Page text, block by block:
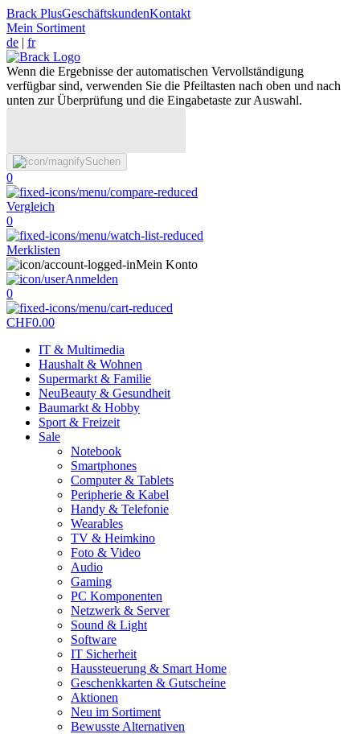
Brack PlusGeschäftskundenKontakt
Mein Sortiment
de | fr
Wenn die Ergebnisse der automatischen Vervollständigung
verfügbar sind, verwenden Sie die Pfeiltasten nach oben und nach
unten zur Überprüfung und die Eingabetaste zur Auswahl.
Suchen
0
Vergleich
0
Merklisten
Mein Konto
Anmelden
0
CHF0.00
IT & Multimedia
Haushalt & Wohnen
Supermarkt & Familie
NeuBeauty & Gesundheit
Baumarkt & Hobby
Sport & Freizeit
Sale
Notebook
Smartphones
Computer & Tablets
Peripherie & Kabel
Handy & Telefonie
Wearables
TV & Heimkino
Foto & Video
Audio
Gaming
PC Komponenten
Netzwerk & Server
Sound & Light
Software
IT Sicherheit
Haussteuerung & Smart Home
Geschenkkarten & Gutscheine
Aktionen
Neu im Sortiment
Bewusste Alternativen